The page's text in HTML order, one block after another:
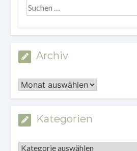
Archiv
Archiv
Kategorien
Kategorien